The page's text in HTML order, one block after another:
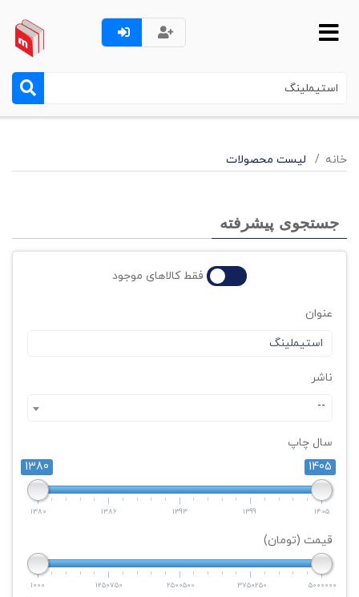
خانه لیست محصولات
جستجوی پیشرفته
فقط کالاهای موجود
عنوان
ناشر
--
سال چاپ
1380
1405
1380 1386 1393 1399 1405
قیمت (تومان)
1000 1250750 2500500 3750250 5000000